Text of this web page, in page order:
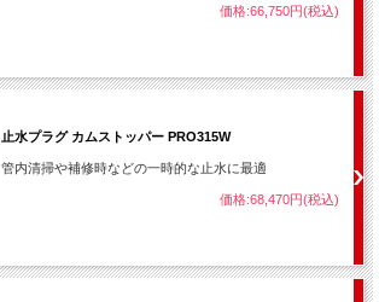
価格:66,750円(税込)
止水プラグ カムストッパー PRO315W
管内清掃や補修時などの一時的な止水に最適
価格:68,470円(税込)